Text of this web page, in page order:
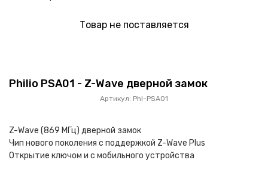
Товар не поставляется
Philio PSA01 - Z-Wave дверной замок
Артикул: Phl-PSA01
Z-Wave (869 МГц) дверной замок
Чип нового поколения с поддержкой Z-Wave Plus
Открытие ключом и с мобильного устройства